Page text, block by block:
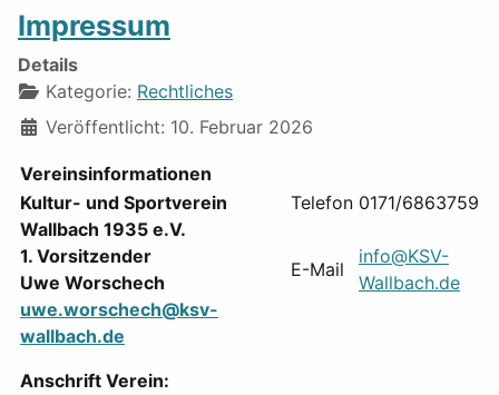
Impressum
Details
Kategorie: Rechtliches
Veröffentlicht: 10. Februar 2026
Vereinsinformationen
Kultur- und Sportverein
Wallbach 1935 e.V.
1. Vorsitzender
Uwe Worschech
uwe.worschech@ksv-
wallbach.de
Anschrift Verein:
Telefon 0171/6863759
E-Mail
info@KSV-
Wallbach.de